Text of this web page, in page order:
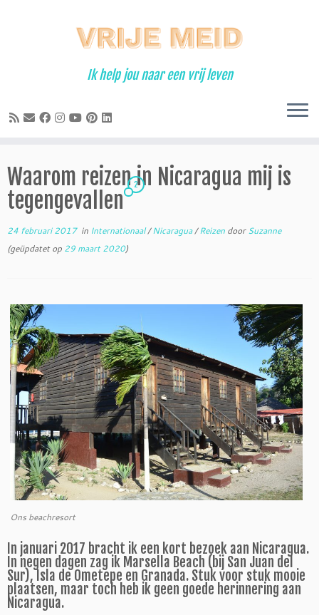
Ik help jou naar een vrij leven
Waarom reizen in Nicaragua mij is
tegengevallen
2
24 februari 2017in Internationaal/Nicaragua/Reizen doorSuzanne
(geüpdatet op 29 maart 2020)
Ons beachresort
In januari 2017 bracht ik een kort bezoek aan Nicaragua.
In negen dagen zag ik Marsella Beach (bij San Juan del
Sur), Isla de Ometepe en Granada. Stuk voor stuk mooie
plaatsen, maar toch heb ik geen goede herinnering aan
Nicaragua.